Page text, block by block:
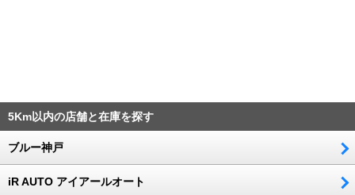
5Km以内の店舗と在庫を探す
ブルー神戸
iR AUTO アイアールオート